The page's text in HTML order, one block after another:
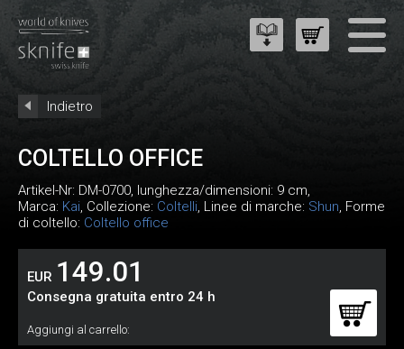
Indietro
COLTELLO OFFICE
Artikel-Nr: DM-0700, lunghezza/dimensioni: 9 cm,
Marca: Kai, Collezione: Coltelli, Linee di marche: Shun, Forme
di coltello: Coltello office
EUR 149.01
Consegna gratuita entro 24 h
Aggiungi al carrello: